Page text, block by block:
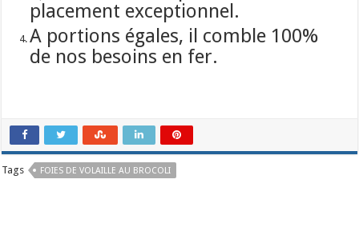
placement exceptionnel.
A portions égales, il comble 100%
de nos besoins en fer.
Tags FOIES DE VOLAILLE AU BROCOLI